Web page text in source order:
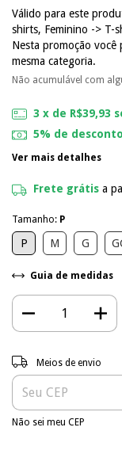
Válido para este
shirts, Feminino -> T-
Nesta promoção
mesma categoria.
Não acumulável com
3 x de R$39,93
5% de desconto
Ver mais detalhes
Frete grátis a
Tamanho: P
P M G
Guia de medidas
Entregas para o CEP:
Meios de envio
Não sei meu CEP